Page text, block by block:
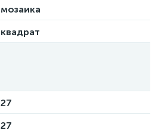
мозаика
квадрат
27
27